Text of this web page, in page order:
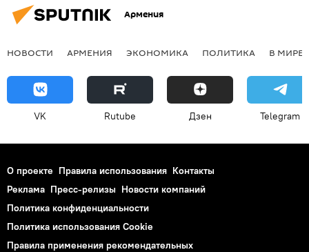
Армения
НОВОСТИ АРМЕНИЯ ЭКОНОМИКА ПОЛИТИКА В МИРЕ
VK Rutube Дзен Telegram
О проекте Правила использования Контакты
Реклама Пресс-релизы Новости компаний
Политика конфиденциальности
Политика использования Cookie
Правила применения рекомендательных